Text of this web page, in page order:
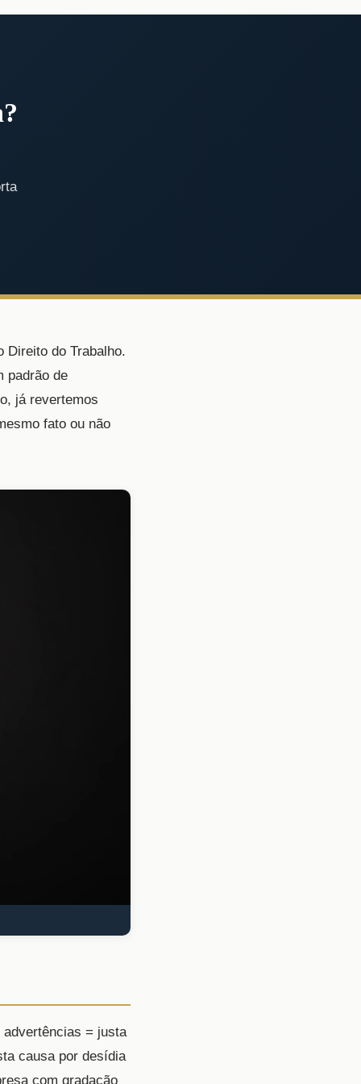
Direito do Trabalho.
padrão de
já revertemos
fato ou não
advertências = justa
causa por desídia
com gradação